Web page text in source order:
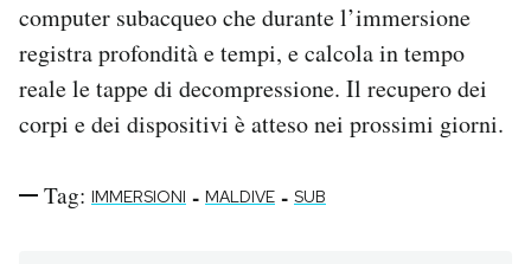
computer subacqueo che durante l’immersione
registra profondità e tempi, e calcola in tempo
reale le tappe di decompressione. Il recupero dei
corpi e dei dispositivi è atteso nei prossimi giorni.
Tag: IMMERSIONI - MALDIVE - SUB